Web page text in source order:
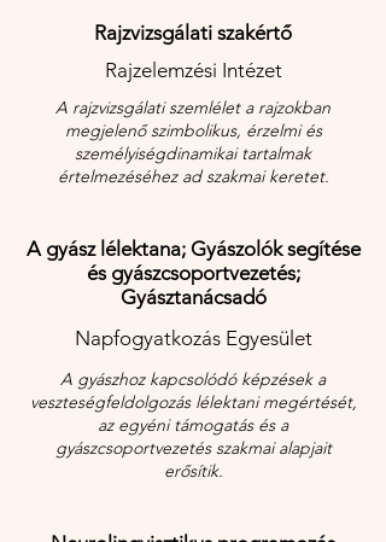
Rajzvizsgálati szakértő
Rajzelemzési Intézet
A rajzvizsgálati szemlélet a rajzokban
megjelenő szimbolikus, érzelmi és
személyiségdinamikai tartalmak
értelmezéséhez ad szakmai keretet.
A gyász lélektana; Gyászolók segítése
és gyászcsoportvezetés;
Gyásztanácsadó
Napfogyatkozás Egyesület
A gyászhoz kapcsolódó képzések a
veszteségfeldolgozás lélektani megértését,
az egyéni támogatás és a
gyászcsoportvezetés szakmai alapjait
erősítik.